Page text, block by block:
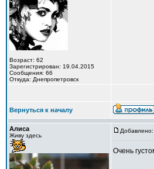
Возраст: 62
Зарегистрирован: 19.04.2015
Сообщения: 66
Откуда: Днепропетровск
Вернуться к началу
Алиса
Живу здесь
Очень